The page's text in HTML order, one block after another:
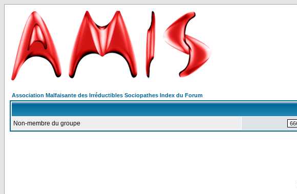
Association Malfaisante des Irréductibles Sociopathes Index du Forum
Non-membre du groupe